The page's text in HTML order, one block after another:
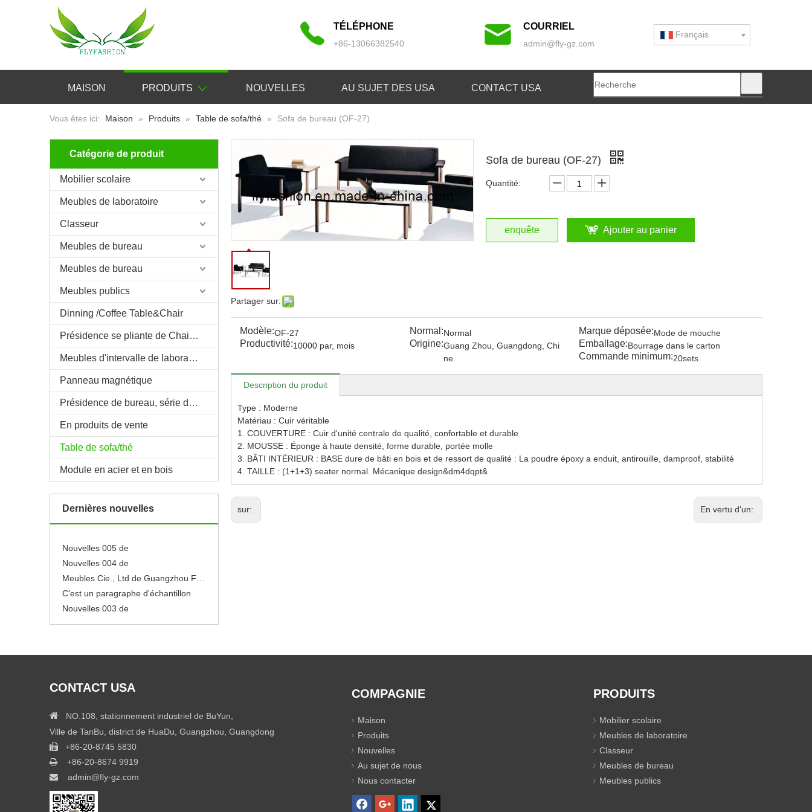
TÉLÉPHONE
+86-13066382540
COURRIEL
admin@fly-gz.com
Français
MAISON PRODUITS NOUVELLES AU SUJET DES USA CONTACT USA
Vous êtes ici: Maison » Produits » Table de sofa/thé » Sofa de bureau (OF-27)
Catégorie de produit
Mobilier scolaire
Meubles de laboratoire
Classeur
Meubles de bureau
Meubles de bureau
Meubles publics
Dinning /Coffee Table&Chair
Présidence se pliante de Chair&Theatre de bureau de Trainning
Meubles d'intervalle de laboratoire/pièce
Panneau magnétique
Présidence de bureau, série de montage de &Theater de salle
En produits de vente
Table de sofa/thé
Module en acier et en bois
Dernières nouvelles
Nouvelles 001 de
Nouvelles 005 de
Nouvelles 004 de
C'est un paragraphe d'échantillon
Nouvelles 003 de
Nouvelles 005 de
Partager sur:
Sofa de bureau (OF-27)
Quantité:
enquête Ajouter au panier
Modèle:OF-27 Normal:Normal Marque déposée:Mode de mouche
Productivité:10000 par, mois Origine:Guang Zhou, Guangdong, Chi
ne
Emballage:Bourrage dans le carton
Commande minimum:20sets
Description du produit
Type : Moderne
Matériau : Cuir véritable
1. COUVERTURE : Cuir d'unité centrale de qualité, confortable et durable
2. MOUSSE : Éponge à haute densité, forme durable, portée molle
3. BÂTI INTÉRIEUR : BASE dure de bâti en bois et de ressort de qualité : La poudre époxy a enduit, antirouille, damproof, stabilité
4. TAILLE : (1+1+3) seater normal. Mécanique design&dm4dqpt&
sur: En vertu d'un:
CONTACT USA
 NO.108, stationnement industriel de BuYun,
Ville de TanBu, district de HuaDu, Guangzhou, Guangdong
 +86-20-8745 5830
 +86-20-8674 9919
 admin@fly-gz.com
COMPAGNIE
Maison
Produits
Nouvelles
Au sujet de nous
Nous contacter
PRODUITS
Mobilier scolaire
Meubles de laboratoire
Classeur
Meubles de bureau
Meubles publics